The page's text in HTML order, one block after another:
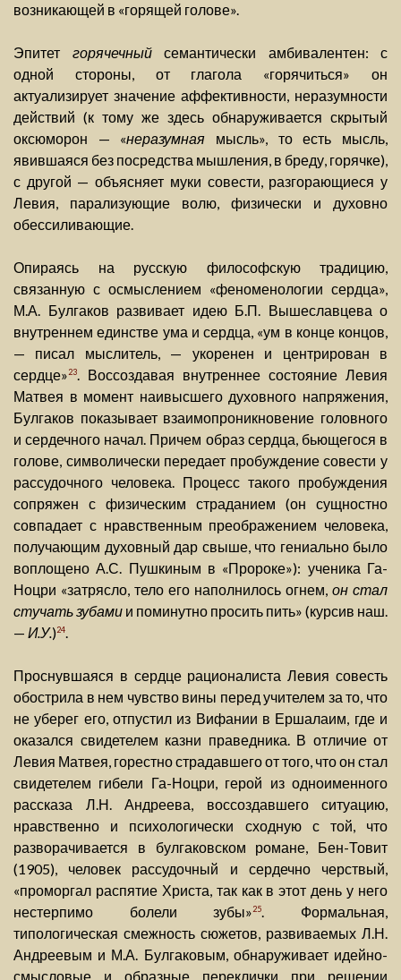
возникающей в «горящей голове».
Эпитет горячечныйсемантически амбивалентен: с
одной стороны, от глагола «горячиться» он
актуализирует значение аффективности, неразумности
действий (к тому же здесь обнаруживается скрытый
оксюморон — «неразумная мысль», то есть мысль,
явившаяся без посредства мышления, в бреду, горячке),
с другой — объясняет муки совести, разгорающиеся у
Левия, парализующие волю, физически и духовно
обессиливающие.
Опираясь на русскую философскую традицию,
связанную с осмыслением «феноменологии сердца»,
М.А. Булгаков развивает идею Б.П. Вышеславцева о
внутреннем единстве ума и сердца, «ум в конце концов,
— писал мыслитель, — укоренен и центрирован в
сердце»23. Воссоздавая внутреннее состояние Левия
Матвея в момент наивысшего духовного напряжения,
Булгаков показывает взаимопроникновение головного
и сердечного начал. Причем образ сердца, бьющегося в
голове, символически передает пробуждение совести у
рассудочного человека. Процесс такого пробуждения
сопряжен с физическим страданием (он сущностно
совпадает с нравственным преображением человека,
получающим духовный дар свыше, что гениально было
воплощено А.С. Пушкиным в «Пророке»): ученика Га-
Ноцри «затрясло, тело его наполнилось огнем, он стал
стучать зубами и поминутно просить пить» (курсив наш.
— И.У.)24.
Проснувшаяся в сердце рационалиста Левия совесть
обострила в нем чувство вины перед учителем за то, что
не уберег его, отпустил из Вифании в Ершалаим, где и
оказался свидетелем казни праведника. В отличие от
Левия Матвея, горестно страдавшего от того, что он стал
свидетелем гибели Га-Ноцри, герой из одноименного
рассказа Л.Н. Андреева, воссоздавшего ситуацию,
нравственно и психологически сходную с той, что
разворачивается в булгаковском романе, Бен-Товит
(1905), человек рассудочный и сердечно черствый,
«проморгал распятие Христа, так как в этот день у него
нестерпимо болели зубы»25. Формальная,
типологическая смежность сюжетов, развиваемых Л.Н.
Андреевым и М.А. Булгаковым, обнаруживает идейно-
смысловые и образные переклички при решении